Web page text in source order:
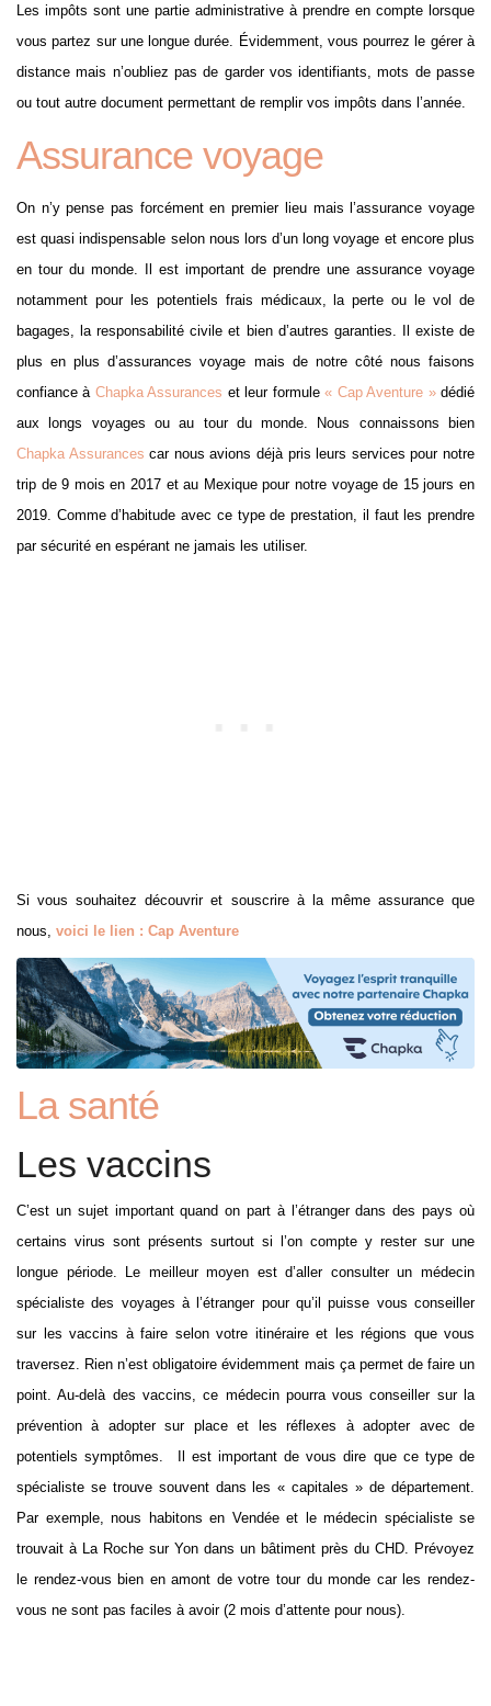
Les impôts sont une partie administrative à prendre en compte lorsque
vous partez sur une longue durée. Évidemment, vous pourrez le gérer à
distance mais n’oubliez pas de garder vos identifiants, mots de passe
ou tout autre document permettant de remplir vos impôts dans l’année.
Assurance voyage
On n’y pense pas forcément en premier lieu mais l’assurance voyage
est quasi indispensable selon nous lors d’un long voyage et encore plus
en tour du monde. Il est important de prendre une assurance voyage
notamment pour les potentiels frais médicaux, la perte ou le vol de
bagages, la responsabilité civile et bien d’autres garanties. Il existe de
plus en plus d’assurances voyage mais de notre côté nous faisons
confiance à Chapka Assurances et leur formule« Cap Aventure »dédié
aux longs voyages ou au tour du monde. Nous connaissons bien
Chapka Assurances car nous avions déjà pris leurs services pour notre
trip de 9 mois en 2017 et au Mexique pour notre voyage de 15 jours en
2019. Comme d’habitude avec ce type de prestation, il faut les prendre
par sécurité en espérant ne jamais les utiliser.
Si vous souhaitez découvrir et souscrire à la même assurance que
nous, voici le lien : Cap Aventure
La santé
Les vaccins
C’est un sujet important quand on part à l’étranger dans des pays où
certains virus sont présents surtout si l’on compte y rester sur une
longue période. Le meilleur moyen est d’aller consulter un médecin
spécialiste des voyages à l’étranger pour qu’il puisse vous conseiller
sur les vaccins à faire selon votre itinéraire et les régions que vous
traversez. Rien n’est obligatoire évidemment mais ça permet de faire un
point. Au-delà des vaccins, ce médecin pourra vous conseiller sur la
prévention à adopter sur place et les réflexes à adopter avec de
potentiels symptômes. Il est important de vous dire que ce type de
spécialiste se trouve souvent dans les « capitales » de département.
Par exemple, nous habitons en Vendée et le médecin spécialiste se
trouvait à La Roche sur Yon dans un bâtiment près du CHD. Prévoyez
le rendez-vous bien en amont de votre tour du monde car les rendez-
vous ne sont pas faciles à avoir (2 mois d’attente pour nous).